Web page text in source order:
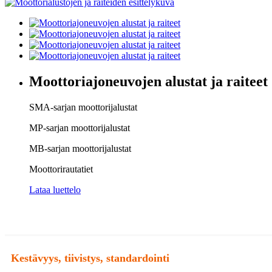
Moottoriajoneuvojen alustat ja raiteet
SMA-sarjan moottorijalustat
MP-sarjan moottorijalustat
MB-sarjan moottorijalustat
Moottorirautatiet
Lataa luettelo
Kestävyys, tiivistys, standardointi